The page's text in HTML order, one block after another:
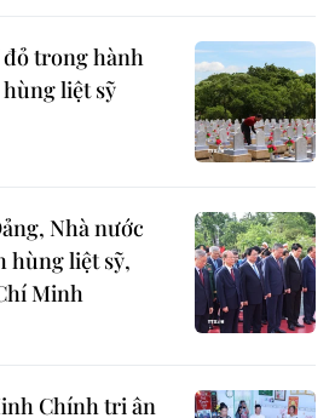
trong hành
liệt sỹ
Nhà nước
hùng liệt sỹ,
Minh
Chính tri ân